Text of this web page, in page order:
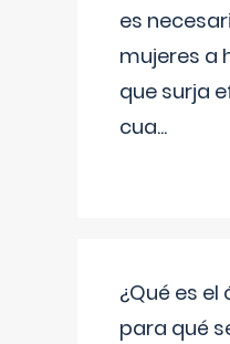
es
mujeres a
que surja
cua...
¿Qué es
para qué